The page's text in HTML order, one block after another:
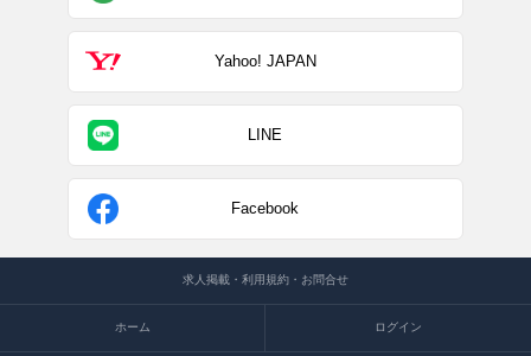
Yahoo! JAPAN
LINE
Facebook
求人掲載・利用規約・お問合せ
ホーム ログイン